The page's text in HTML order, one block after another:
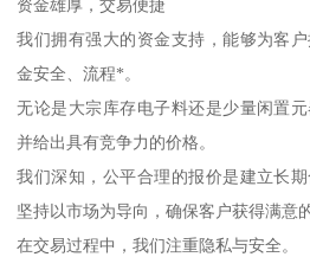
资金雄厚，交易便捷
我们拥有强大的资金支持，能够为客
金安全、流程*。
无论是大宗库存电子料还是少量闲置
并给出具有竞争力的价格。
我们深知，公平合理的报价是建立长
坚持以市场为导向，确保客户获得满意
在交易过程中，我们注重隐私与安全。